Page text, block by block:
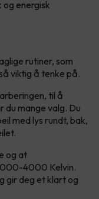
energisk
rutiner, som
viktig å tenke på.
til å
du mange valg. Du
med lys rundt, bak,
og at
4000 Kelvin.
gir deg et klart og